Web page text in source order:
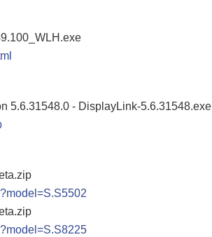
5.6.31548.0 - DisplayLink-5.6.31548.exe